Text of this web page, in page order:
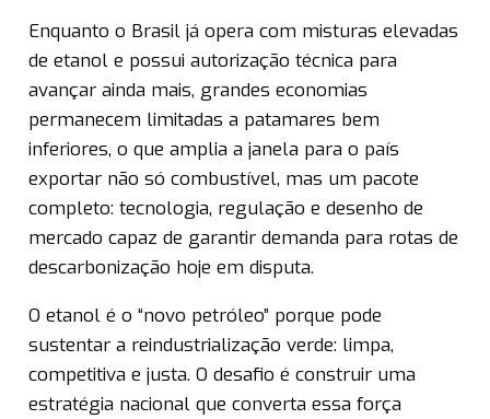
Enquanto o Brasil já opera com misturas elevadas
de etanol e possui autorização técnica para
avançar ainda mais, grandes economias
permanecem limitadas a patamares bem
inferiores, o que amplia a janela para o país
exportar não só combustível, mas um pacote
completo: tecnologia, regulação e desenho de
mercado capaz de garantir demanda para rotas de
descarbonização hoje em disputa.
O etanol é o “novo petróleo” porque pode
sustentar a reindustrialização verde: limpa,
competitiva e justa. O desafio é construir uma
estratégia nacional que converta essa força